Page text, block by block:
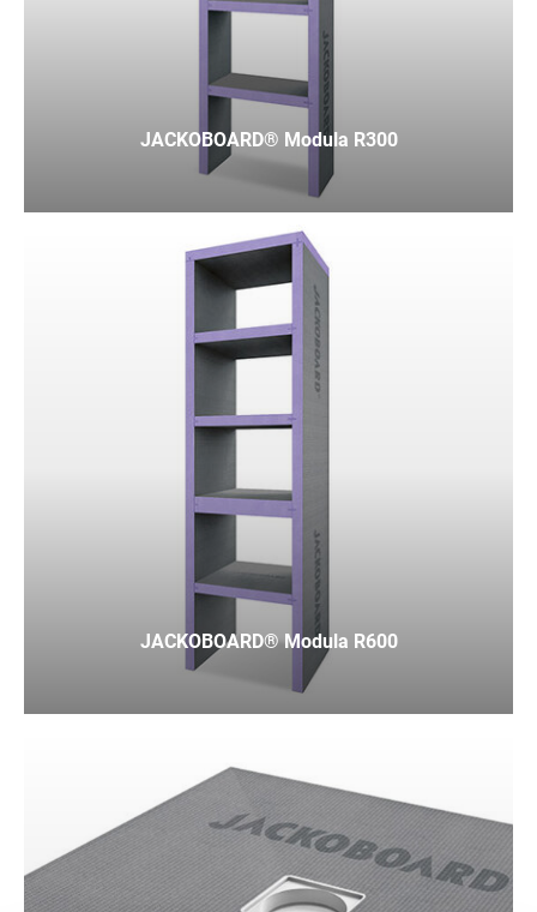
JACKOBOARD® Modula R300
JACKOBOARD® Modula R600